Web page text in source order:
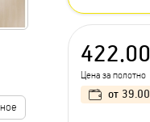
422.00
Цена за полотно
от 39.00